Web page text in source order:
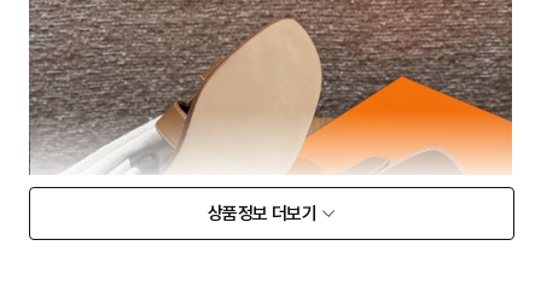
상품정보 더보기